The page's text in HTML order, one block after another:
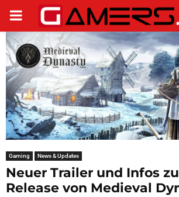
PRIMARY
MENU
Gaming News & Updates
Neuer Trailer und Infos
Release von Medieval